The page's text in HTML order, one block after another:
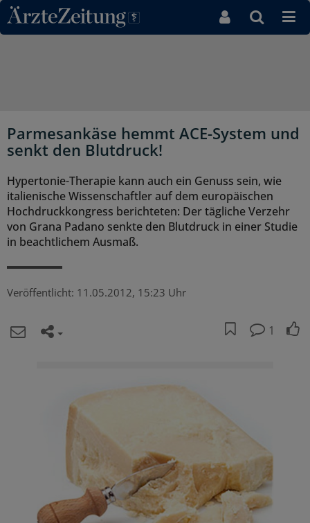
Direkt zum Inhaltsbereich
Parmesankäse hemmt ACE-System und
senkt den Blutdruck!
Hypertonie-Therapie kann auch ein Genuss sein, wie
italienische Wissenschaftler auf dem europäischen
Hochdruckkongress berichteten: Der tägliche Verzehr
von Grana Padano senkte den Blutdruck in einer Studie
in beachtlichem Ausmaß.
Veröffentlicht: 11.05.2012, 15:23 Uhr
1